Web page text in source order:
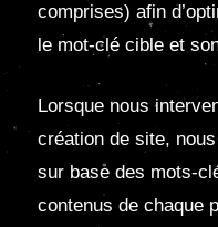
comprises) afin
le mot-clé cible et
Lorsque nous
création de site,
sur base des mots-
contenus de chaque